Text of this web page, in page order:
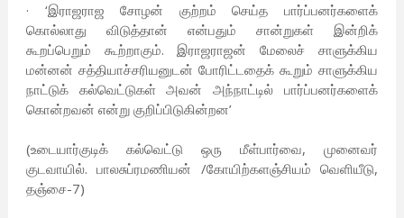
· ‘இராஜராஜ சோழன் குற்றம் செய்த பார்ப்பன‌ர்களைக்
கொல்லாது விடுத்தான் என்பதும் சான்றுகள் இன்றிக்
கூறப்பெறும் கூற்றாகும். இராஜராஜன் மேலைச் சாளுக்கிய
மன்னன் சத்தியாச்சரியனுடன் போரிட்டதைக் கூறும் சாளுக்கிய
நாட்டுக் கல்வெட்டுகள் அவன் அந்நாட்டில் பார்ப்பன‌ர்களைக்
கொன்றவன் என்று குறிப்பிடுகின்றன’
(உடையார்குடிக் கல்வெட்டு ஒரு மீள்பார்வை, முனைவர்
குடவாயில். பாலசுப்ரமணியன் /கோயிற்களஞ்சியம் வெளியீடு,
தஞ்சை-7)